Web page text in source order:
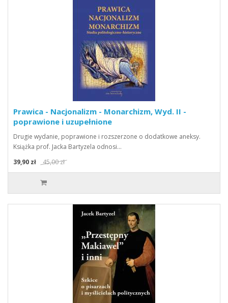
Prawica - Nacjonalizm - Monarchizm, Wyd. II -
poprawione i uzupełnione
Drugie wydanie, poprawione i rozszerzone o dodatkowe aneksy.
Książka prof. Jacka Bartyzela odnosi…
39,90 zł
45,00 zł